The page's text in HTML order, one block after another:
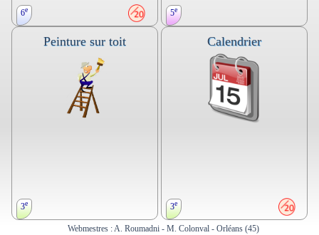
6e 5e
Proportionnalité, pourcentage,
conversion d'unités.
Astronomie. Devoir en temps libre.
Peinture sur toit
3e
Calendrier
3e
Webmestres : A. Roumadni - M. Colonval - Orléans (45)